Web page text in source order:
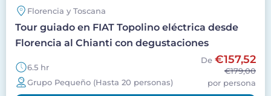
Florencia y Toscana
Tour guiado en FIAT Topolino eléctrica desde
Florencia al Chianti con degustaciones
6.5 hr
Grupo Pequeño (Hasta 20 personas)
De €157,52
€179,00
por persona